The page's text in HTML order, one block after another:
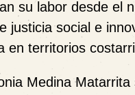
su labor desde el
justicia social e
en territorios
Medina